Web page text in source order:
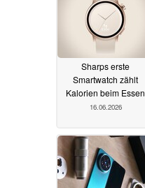
Sharps erste
Smartwatch zählt
Kalorien beim Essen
16.06.2026